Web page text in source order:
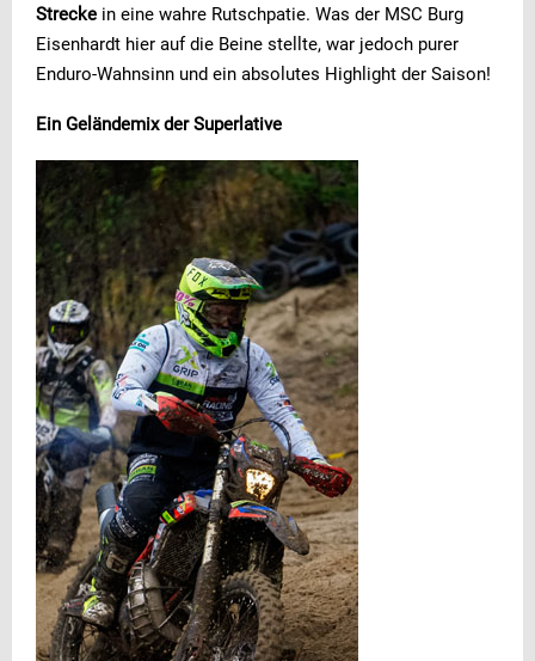
Strecke in eine wahre Rutschpatie. Was der MSC Burg
Eisenhardt hier auf die Beine stellte, war jedoch purer
Enduro-Wahnsinn und ein absolutes Highlight der Saison!
Ein Geländemix der Superlative